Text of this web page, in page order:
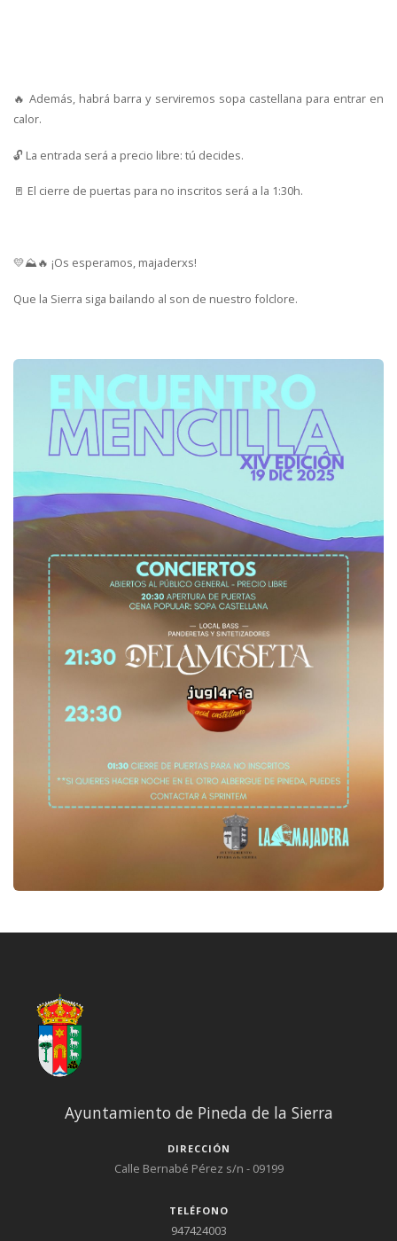
🔥 Además, habrá barra y serviremos sopa castellana para entrar en
calor.
🔓 La entrada será a precio libre: tú decides.
🚪 El cierre de puertas para no inscritos será a la 1:30h.
💛⛰️🔥 ¡Os esperamos, majaderxs!
Que la Sierra siga bailando al son de nuestro folclore.
Ayuntamiento de Pineda de la Sierra
DIRECCIÓN
Calle Bernabé Pérez s/n - 09199
TELÉFONO
947424003